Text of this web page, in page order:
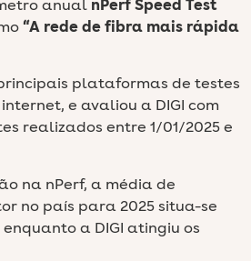
anual nPerf Speed Test
“A rede de fibra mais rápida
plataformas de testes
e avaliou a DIGI com
realizados entre 1/01/2025 e
na nPerf, a média de
no país para 2025 situa-se
enquanto a DIGI atingiu os